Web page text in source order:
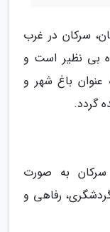
سرکان در غرب
بی نظیر است و
باغ شهر و
گردد.
سرکان به صورت
رفاهی و